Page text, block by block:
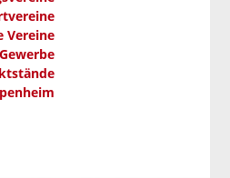
Vereine
Gewerbe